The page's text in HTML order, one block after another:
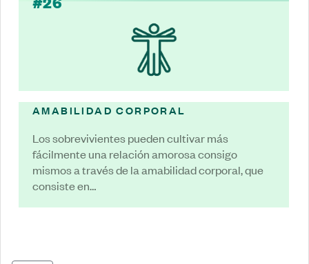
AMABILIDAD CORPORAL
Los sobrevivientes pueden cultivar más
fácilmente una relación amorosa consigo
mismos a través de la amabilidad corporal, que
consiste en…